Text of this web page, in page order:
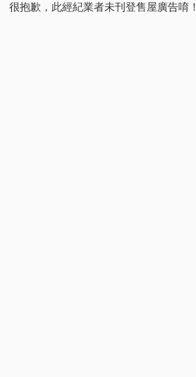
很抱歉，此經紀業者未刊登售屋廣告唷！